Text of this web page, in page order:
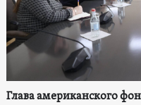
Глава американского